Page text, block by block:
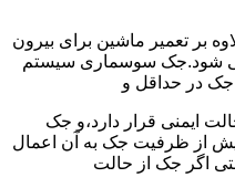
بر تعمیر ماشین برای بیرون
می شود.جک سوسماری سیستم
جک در حداقل و
ایمنی قرار دارد،و جک
از ظرفیت جک به آن اعمال
اگر جک از حالت